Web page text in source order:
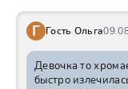
Г Гость Ольга
Девочка то
быстро